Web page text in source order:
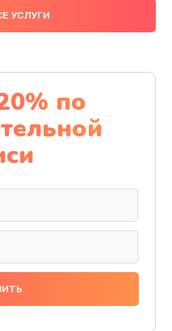
чистка
питания
УСЛУГИ
по